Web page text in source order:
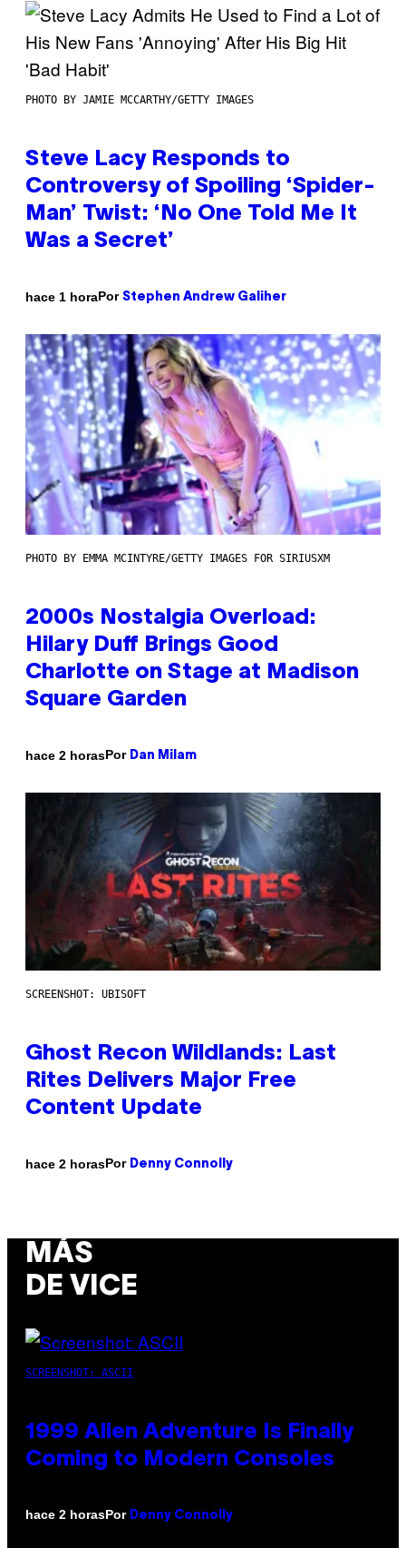
PHOTO BY JAMIE MCCARTHY/GETTY IMAGES
Steve Lacy Responds to
Controversy of Spoiling ‘Spider-
Man’ Twist: ‘No One Told Me It
Was a Secret’
hace 1 horaPor Stephen Andrew Galiher
PHOTO BY EMMA MCINTYRE/GETTY IMAGES FOR SIRIUSXM
2000s Nostalgia Overload:
Hilary Duff Brings Good
Charlotte on Stage at Madison
Square Garden
hace 2 horasPor Dan Milam
SCREENSHOT: UBISOFT
Ghost Recon Wildlands: Last
Rites Delivers Major Free
Content Update
hace 2 horasPor Denny Connolly
MÁS
DE VICE
SCREENSHOT: ASCII
1999 Alien Adventure Is Finally
Coming to Modern Consoles
hace 2 horasPor Denny Connolly